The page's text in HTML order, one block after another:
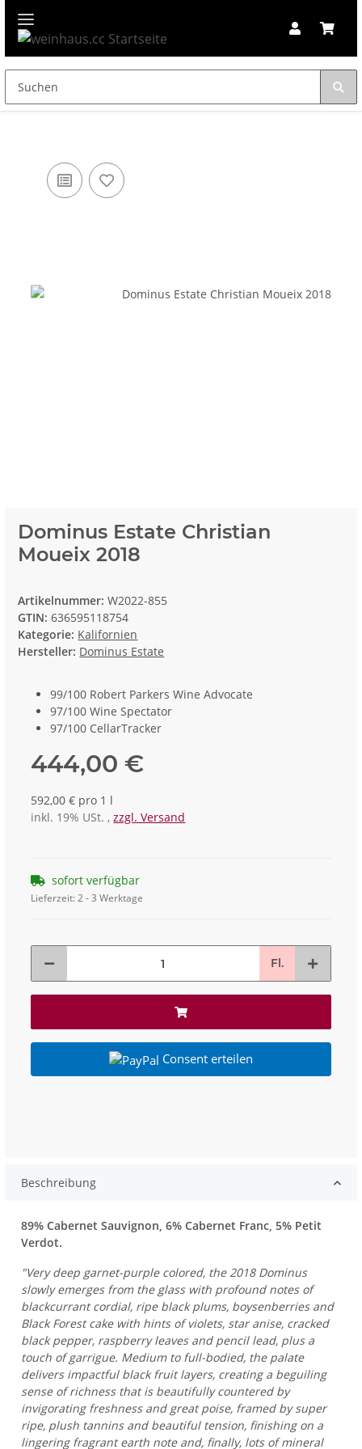
Dominus Estate Christian
Moueix 2018
Artikelnummer:W2022-855
GTIN: 636595118754
Kategorie: Kalifornien
Hersteller: Dominus Estate
99/100 Robert Parkers Wine Advocate
97/100 Wine Spectator
97/100 CellarTracker
444,00 €
592,00 € pro 1 l
inkl. 19% USt. ,zzgl. Versand
sofort verfügbar
Lieferzeit:2 - 3 Werktage
Fl.
Consent erteilen
Beschreibung
89% Cabernet Sauvignon, 6% Cabernet Franc, 5% Petit
Verdot.
"Very deep garnet-purple colored, the 2018 Dominus
slowly emerges from the glass with profound notes of
blackcurrant cordial, ripe black plums, boysenberries and
Black Forest cake with hints of violets, star anise, cracked
black pepper, raspberry leaves and pencil lead, plus a
touch of garrigue. Medium to full-bodied, the palate
delivers impactful black fruit layers, creating a beguiling
sense of richness that is beautifully countered by
invigorating freshness and great poise, framed by super
ripe, plush tannins and beautiful tension, finishing on a
lingering fragrant earth note and, finally, lots of mineral